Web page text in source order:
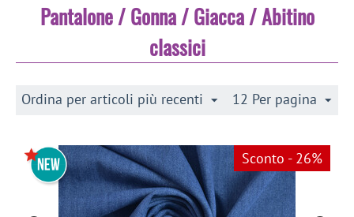
Pantalone / Gonna / Giacca / Abitino
classici
Ordina per articoli più recenti 12 Per pagina
Sconto - 26%